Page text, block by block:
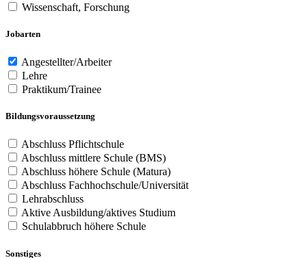
Wissenschaft, Forschung
Jobarten
Angestellter/Arbeiter
Lehre
Praktikum/Trainee
Bildungsvoraussetzung
Abschluss Pflichtschule
Abschluss mittlere Schule (BMS)
Abschluss höhere Schule (Matura)
Abschluss Fachhochschule/Universität
Lehrabschluss
Aktive Ausbildung/aktives Studium
Schulabbruch höhere Schule
Sonstiges